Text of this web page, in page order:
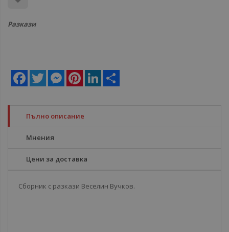
Разкази
Facebook
Twitter MessengerPinterestLinkedIn
Пълно описание
Мнения
Цени за доставка
Сборник с разкази Веселин Вучков.